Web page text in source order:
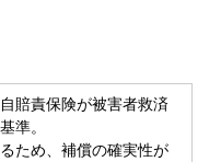
賠責保険が被害者救済
準。
ため、補償の確実性が